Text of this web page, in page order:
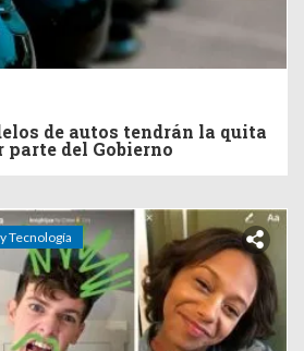
de autos tendrán la quita
parte del Gobierno
Tecnología